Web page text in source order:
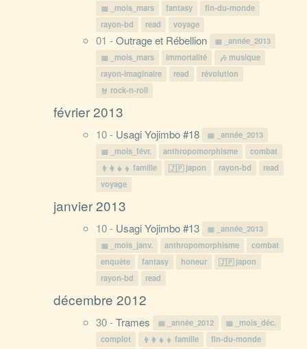
_mois_mars
fantasy
fin-du-monde
rayon-bd
read voyage
01 -Outrage et Rébellion
_année_2013
_mois_mars
immortalité
musique
rayon-imaginaire
read
révolution
rock-n-roll
février 2013
10 - Usagi Yojimbo #18
_année_2013
_mois_févr.
anthropomorphisme
combat
famille
japon rayon-bd
read
voyage
janvier 2013
10 - Usagi Yojimbo #13
_année_2013
_mois_janv.
anthropomorphisme
combat
enquête
fantasy honeur
japon
rayon-bd
read
décembre 2012
30 -Trames _année_2012
_mois_déc.
complot
famille
fin-du-monde